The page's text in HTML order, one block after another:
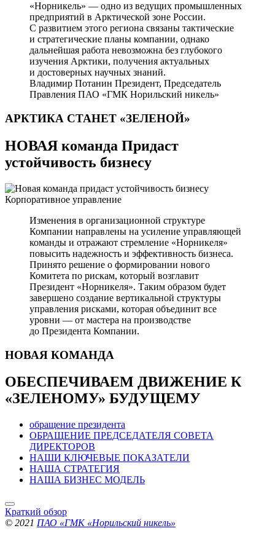
«Норникель» — одно из ведущих промышленных
предприятий в Арктической зоне России.
С развитием этого региона связаны тактические
и стратегические планы компании, однако
дальнейшая работа невозможна без глубокого
изучения Арктики, получения актуальных
и достоверных научных знаний.
Владимир Потанин Президент, Председатель
Правления ПАО «ГМК Норильский никель»
АРКТИКА СТАНЕТ «ЗЕЛЕНОЙ»
НОВАЯ команда Придаст
устойчивость бизнесу
Корпоративное управление
Изменения в организационной структуре
Компании направлены на усиление управляющей
команды и отражают стремление «Норникеля»
повысить надежность и эффективность бизнеса.
Принято решение о формировании нового
Комитета по рискам, который возглавит
Президент «Норникеля». Таким образом будет
завершено создание вертикальной структуры
управления рисками, которая объединит все
уровни — от мастера на производстве
до Президента Компании.
НОВАЯ КОМАНДА
ОБЕСПЕЧИВАЕМ ДВИЖЕНИЕ К
«ЗЕЛЕНОМУ» БУДУЩЕМУ
обращение президента
ОБРАЩЕНИЕ ПРЕДСЕДАТЕЛЯ СОВЕТА
ДИРЕКТОРОВ
НАШИ КЛЮЧЕВЫЕ ПОКАЗАТЕЛИ
НАША СТРАТЕГИЯ
НАША БИЗНЕС МОДЕЛЬ
Краткий обзор
© 2021 ПАО «ГМК «Норильский никель»